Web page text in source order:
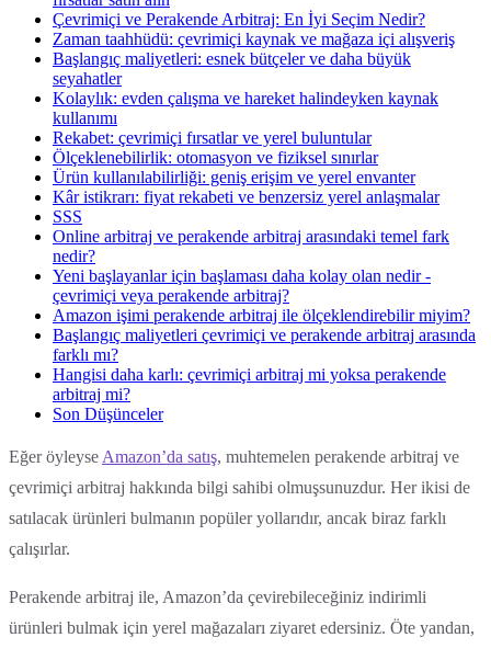
Çevrimiçi ve Perakende Arbitraj: En İyi Seçim Nedir?
Zaman taahhüdü: çevrimiçi kaynak ve mağaza içi alışveriş
Başlangıç maliyetleri: esnek bütçeler ve daha büyük
seyahatler
Kolaylık: evden çalışma ve hareket halindeyken kaynak
kullanımı
Rekabet: çevrimiçi fırsatlar ve yerel buluntular
Ölçeklenebilirlik: otomasyon ve fiziksel sınırlar
Ürün kullanılabilirliği: geniş erişim ve yerel envanter
Kâr istikrarı: fiyat rekabeti ve benzersiz yerel anlaşmalar
SSS
Online arbitraj ve perakende arbitraj arasındaki temel fark
nedir?
Yeni başlayanlar için başlaması daha kolay olan nedir -
çevrimiçi veya perakende arbitraj?
Amazon işimi perakende arbitraj ile ölçeklendirebilir miyim?
Başlangıç maliyetleri çevrimiçi ve perakende arbitraj arasında
farklı mı?
Hangisi daha karlı: çevrimiçi arbitraj mi yoksa perakende
arbitraj mi?
Son Düşünceler
Eğer öyleyse Amazon’da satış, muhtemelen perakende arbitraj ve
çevrimiçi arbitraj hakkında bilgi sahibi olmuşsunuzdur. Her ikisi de
satılacak ürünleri bulmanın popüler yollarıdır, ancak biraz farklı
çalışırlar.
Perakende arbitraj ile, Amazon’da çevirebileceğiniz indirimli
ürünleri bulmak için yerel mağazaları ziyaret edersiniz. Öte yandan,